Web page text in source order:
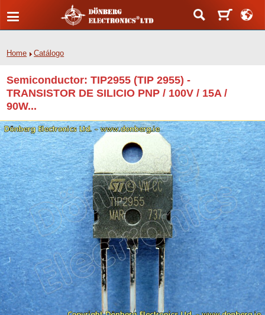
Home Catálogo
Semiconductor: TIP2955 (TIP 2955) -
TRANSISTOR DE SILICIO PNP / 100V / 15A /
90W...